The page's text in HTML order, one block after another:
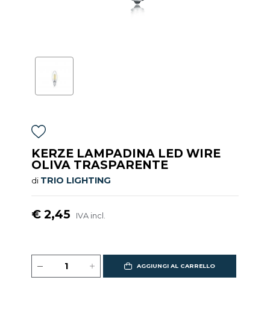
KERZE LAMPADINA LED WIRE
OLIVA TRASPARENTE
di TRIO LIGHTING
€ 2,45 IVA incl.
AGGIUNGI AL CARRELLO